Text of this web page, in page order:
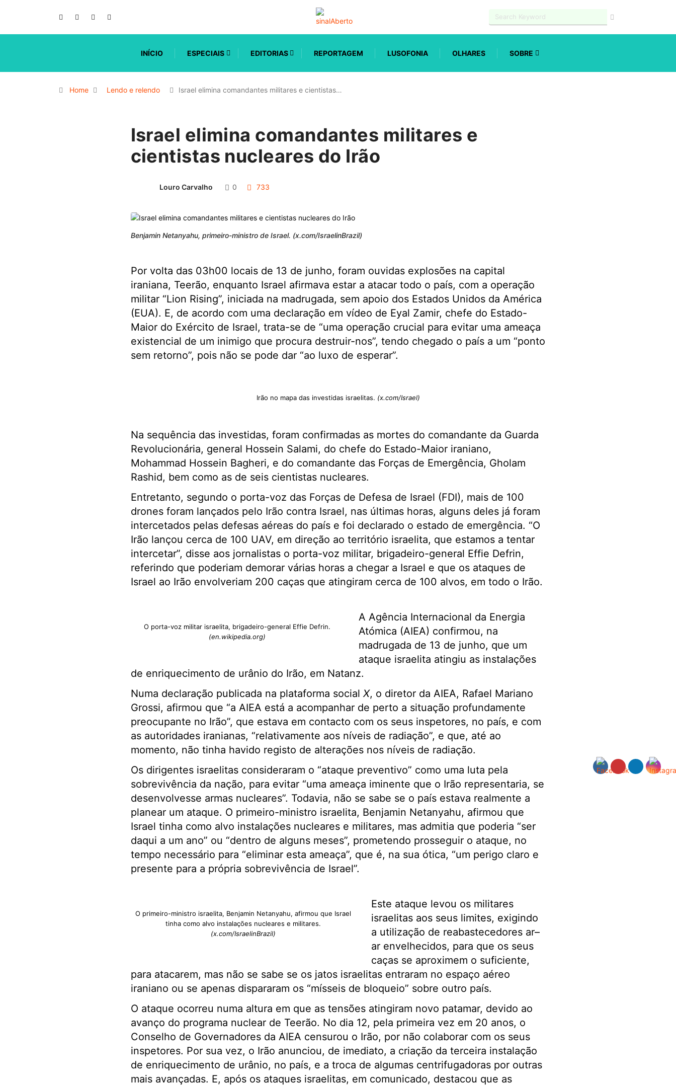
INÍCIO ESPECIAIS EDITORIAS REPORTAGEM LUSOFONIA OLHARES SOBRE
Home Lendo e relendo Israel elimina comandantes militares e cientistas…
Israel elimina comandantes militares e
cientistas nucleares do Irão
Louro Carvalho 0 733
Benjamin Netanyahu, primeiro-ministro de Israel. (x.com/IsraelinBrazil)
Por volta das 03h00 locais de 13 de junho, foram ouvidas explosões na capital
iraniana, Teerão, enquanto Israel afirmava estar a atacar todo o país, com a operação
militar “Lion Rising”, iniciada na madrugada, sem apoio dos Estados Unidos da América
(EUA). E, de acordo com uma declaração em vídeo de Eyal Zamir, chefe do Estado-
Maior do Exército de Israel, trata-se de “uma operação crucial para evitar uma ameaça
existencial de um inimigo que procura destruir-nos”, tendo chegado o país a um “ponto
sem retorno”, pois não se pode dar “ao luxo de esperar”.
Irão no mapa das investidas israelitas. (x.com/Israel)
Na sequência das investidas, foram confirmadas as mortes do comandante da Guarda
Revolucionária, general Hossein Salami, do chefe do Estado-Maior iraniano,
Mohammad Hossein Bagheri, e do comandante das Forças de Emergência, Gholam
Rashid, bem como as de seis cientistas nucleares.
Entretanto, segundo o porta-voz das Forças de Defesa de Israel (FDI), mais de 100
drones foram lançados pelo Irão contra Israel, nas últimas horas, alguns deles já foram
intercetados pelas defesas aéreas do país e foi declarado o estado de emergência. “O
Irão lançou cerca de 100 UAV, em direção ao território israelita, que estamos a tentar
intercetar”, disse aos jornalistas o porta-voz militar, brigadeiro-general Effie Defrin,
referindo que poderiam demorar várias horas a chegar a Israel e que os ataques de
Israel ao Irão envolveriam 200 caças que atingiram cerca de 100 alvos, em todo o Irão.
O porta-voz militar israelita, brigadeiro-general Effie Defrin.
(en.wikipedia.org)
A Agência Internacional da Energia
Atómica (AIEA) confirmou, na
madrugada de 13 de junho, que um
ataque israelita atingiu as instalações
de enriquecimento de urânio do Irão, em Natanz.
Numa declaração publicada na plataforma social X, o diretor da AIEA, Rafael Mariano
Grossi, afirmou que “a AIEA está a acompanhar de perto a situação profundamente
preocupante no Irão”, que estava em contacto com os seus inspetores, no país, e com
as autoridades iranianas, “relativamente aos níveis de radiação”, e que, até ao
momento, não tinha havido registo de alterações nos níveis de radiação.
Os dirigentes israelitas consideraram o “ataque preventivo” como uma luta pela
sobrevivência da nação, para evitar “uma ameaça iminente que o Irão representaria, se
desenvolvesse armas nucleares”. Todavia, não se sabe se o país estava realmente a
planear um ataque. O primeiro-ministro israelita, Benjamin Netanyahu, afirmou que
Israel tinha como alvo instalações nucleares e militares, mas admitia que poderia “ser
daqui a um ano” ou “dentro de alguns meses”, prometendo prosseguir o ataque, no
tempo necessário para “eliminar esta ameaça”, que é, na sua ótica, “um perigo claro e
presente para a própria sobrevivência de Israel”.
O primeiro-ministro israelita, Benjamin Netanyahu, afirmou que Israel
tinha como alvo instalações nucleares e militares.
(x.com/IsraelinBrazil)
Este ataque levou os militares
israelitas aos seus limites, exigindo
a utilização de reabastecedores ar–
ar envelhecidos, para que os seus
caças se aproximem o suficiente,
para atacarem, mas não se sabe se os jatos israelitas entraram no espaço aéreo
iraniano ou se apenas dispararam os “mísseis de bloqueio” sobre outro país.
O ataque ocorreu numa altura em que as tensões atingiram novo patamar, devido ao
avanço do programa nuclear de Teerão. No dia 12, pela primeira vez em 20 anos, o
Conselho de Governadores da AIEA censurou o Irão, por não colaborar com os seus
inspetores. Por sua vez, o Irão anunciou, de imediato, a criação da terceira instalação
de enriquecimento de urânio, no país, e a troca de algumas centrifugadoras por outras
mais avançadas. E, após os ataques israelitas, em comunicado, destacou que as